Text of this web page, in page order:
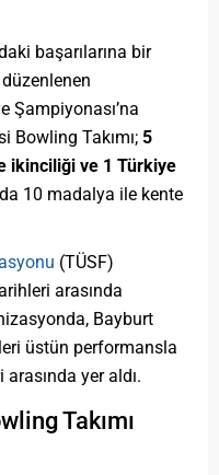
başarılarına bir
Şampiyonası’na
Bowling Takımı; 5
ikinciliği ve 1 Türkiye
10 madalya ile kente
(TÜSF)
arasında
Bayburt
üstün performansla
yer aldı.
Takımı